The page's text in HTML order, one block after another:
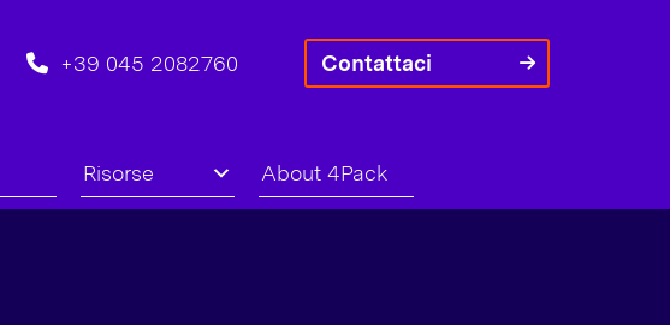
+39 045 2082760 Contattaci
Risorse About 4Pack